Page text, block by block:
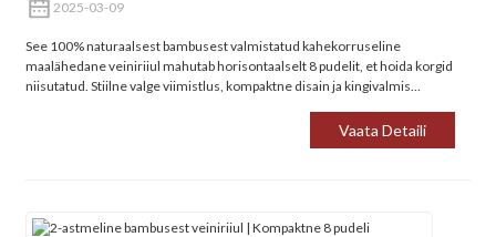
2025-03-09
See 100% naturaalsest bambusest valmistatud kahekorruseline
maalähedane veiniriiul mahutab horisontaalselt 8 pudelit, et hoida korgid
niisutatud. Stiilne valge viimistlus, kompaktne disain ja kingivalmis
Vaata Detaili